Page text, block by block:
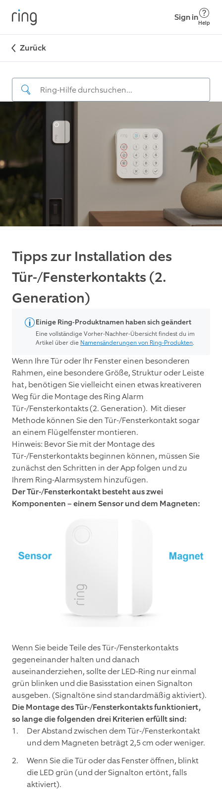
Sign in
Help
Zurück
Tipps zur Installation des
Tür-/Fensterkontakts (2.
Generation)
Einige Ring-Produktnamen haben sich geändert
Eine vollständige Vorher-Nachher-Übersicht findest du im
Artikel über die Namensänderungen von Ring-Produkten.
Wenn Ihre Tür oder Ihr Fenster einen besonderen
Rahmen, eine besondere Größe, Struktur oder Leiste
hat, benötigen Sie vielleicht einen etwas kreativeren
Weg für die Montage des Ring Alarm
Tür-/Fensterkontakts (2. Generation). Mit dieser
Methode können Sie den Tür-/Fensterkontakt sogar
an einem Flügelfenster montieren.
Hinweis: Bevor Sie mit der Montage des
Tür-/Fensterkontakts beginnen können, müssen Sie
zunächst den Schritten in der App folgen und zu
Ihrem Ring-Alarmsystem hinzufügen.
Der Tür-/Fensterkontakt besteht aus zwei
Komponenten – einem Sensor und dem Magneten:
Wenn Sie beide Teile des Tür-/Fensterkontakts
gegeneinander halten und danach
auseinanderziehen, sollte der LED-Ring nur einmal
grün blinken und die Basisstation einen Signalton
ausgeben. (Signaltöne sind standardmäßig aktiviert).
Die Montage des Tür-/Fensterkontakts funktioniert,
so lange die folgenden drei Kriterien erfüllt sind:
Der Abstand zwischen dem Tür-/Fensterkontakt
und dem Magneten beträgt 2,5 cm oder weniger.
Wenn Sie die Tür oder das Fenster öffnen, blinkt
die LED grün (und der Signalton ertönt, falls
aktiviert).